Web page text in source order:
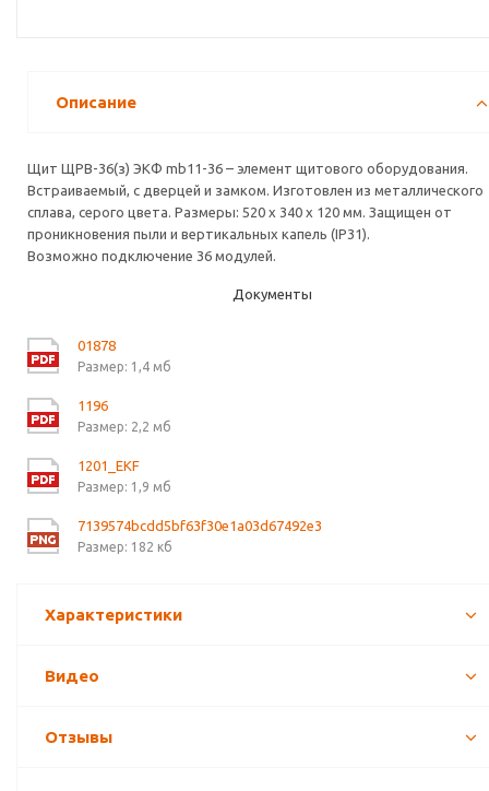
Описание
Щит ЩРВ-36(з) ЭКФ mb11-36 – элемент щитового оборудования.
Встраиваемый, с дверцей и замком. Изготовлен из металлического
сплава, серого цвета. Размеры: 520 х 340 х 120 мм. Защищен от
проникновения пыли и вертикальных капель (IP31).
Возможно подключение 36 модулей.
Документы
01878
Размер: 1,4 мб
1196
Размер: 2,2 мб
1201_EKF
Размер: 1,9 мб
7139574bcdd5bf63f30e1a03d67492e3
Размер: 182 кб
Характеристики
Видео
Отзывы